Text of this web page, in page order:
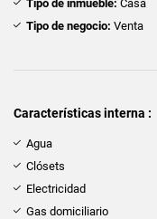
Tipo de inmueble: Casa
Tipo de negocio: Venta
Características interna :
Agua
Clósets
Electricidad
Gas domiciliario